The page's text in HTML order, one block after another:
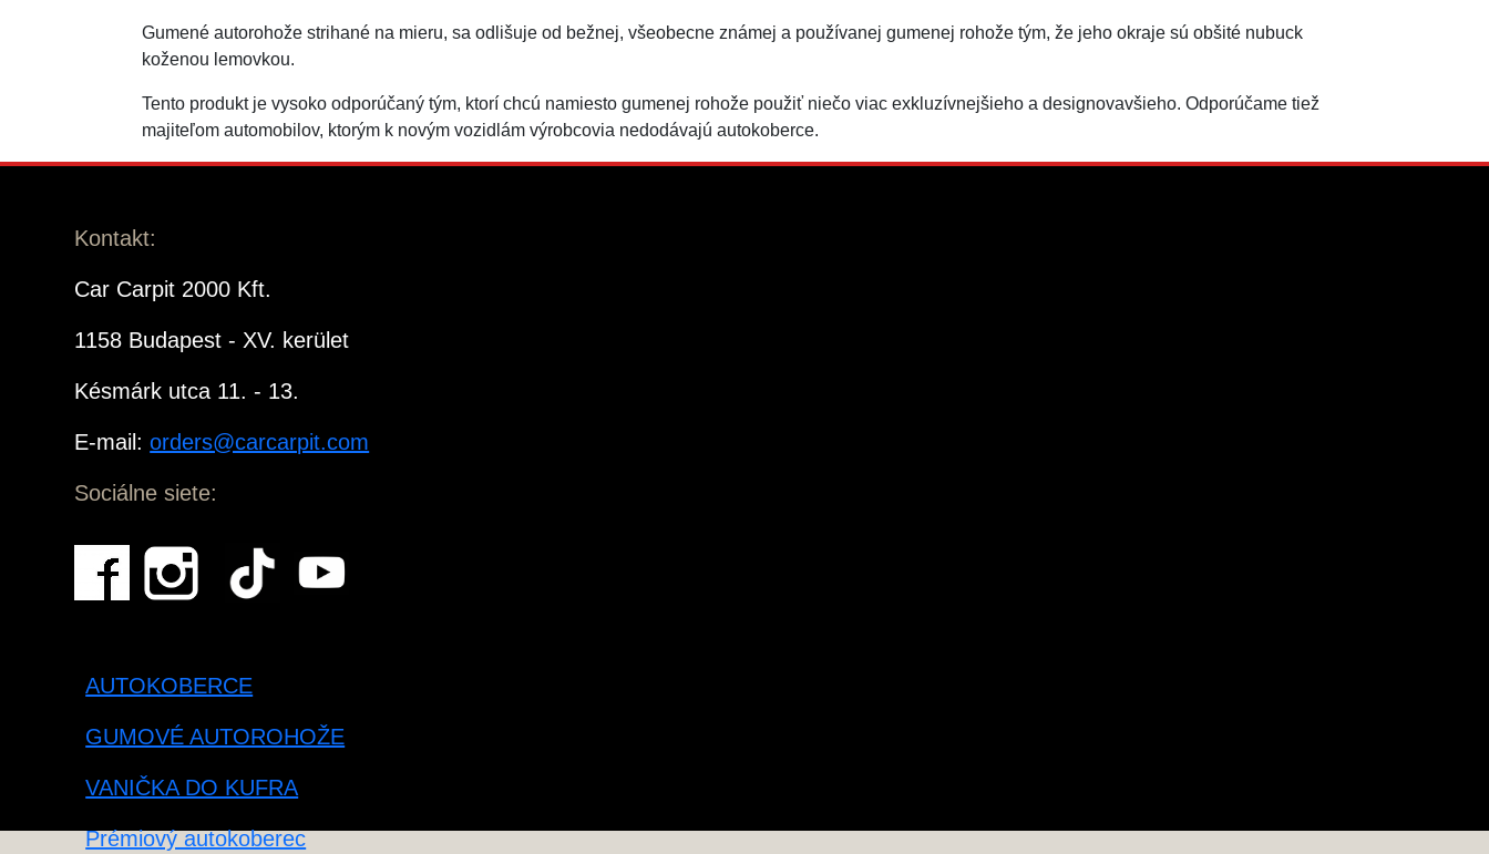
Gumené autorohože strihané na mieru, sa odlišuje od bežnej, všeobecne známej a používanej gumenej rohože tým, že jeho okraje sú obšité nubuck
koženou lemovkou.
Tento produkt je vysoko odporúčaný tým, ktorí chcú namiesto gumenej rohože použiť niečo viac exkluzívnejšieho a designovavšieho. Odporúčame tiež
majiteľom automobilov, ktorým k novým vozidlám výrobcovia nedodávajú autokoberce.
Kontakt:
Car Carpit 2000 Kft.
1158 Budapest - XV. kerület
Késmárk utca 11. - 13.
E-mail:orders@carcarpit.com
Sociálne siete:
AUTOKOBERCE
GUMOVÉ AUTOROHOŽE
VANIČKA DO KUFRA
Prémiový autokoberec